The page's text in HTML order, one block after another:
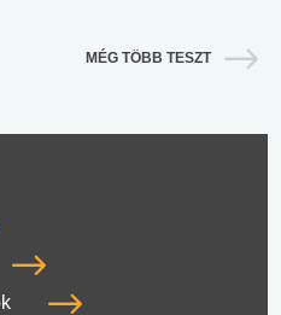
MÉG TÖBB TESZT